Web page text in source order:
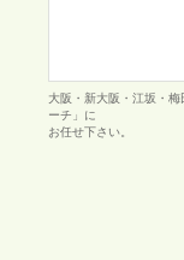
大阪・新大阪・江坂・
ーチ」に
お任せ下さい。